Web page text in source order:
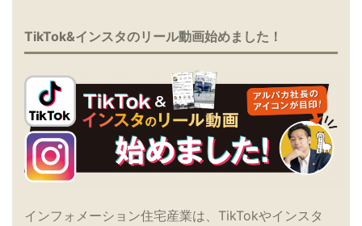
TikTok&インスタのリール動画始めました！
インフォメーション住宅産業は、TikTokやインスタ